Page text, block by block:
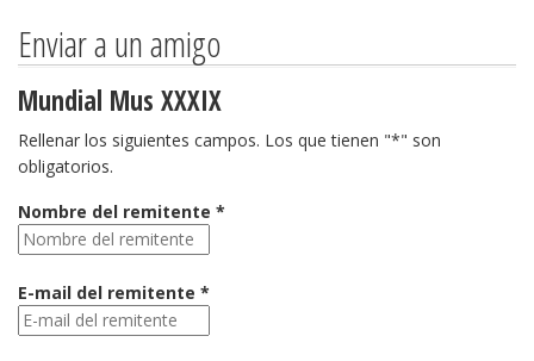
Enviar a un amigo
Mundial Mus XXXIX
Rellenar los siguientes campos. Los que tienen "*" son
obligatorios.
Nombre del remitente *
E-mail del remitente *